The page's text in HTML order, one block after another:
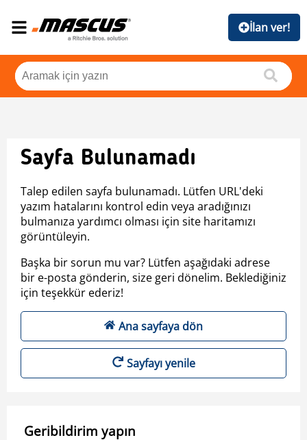
İlan ver!
Sayfa Bulunamadı
Talep edilen sayfa bulunamadı. Lütfen URL'deki
yazım hatalarını kontrol edin veya aradığınızı
bulmanıza yardımcı olması için site haritamızı
görüntüleyin.
Başka bir sorun mu var? Lütfen aşağıdaki adrese
bir e-posta gönderin, size geri dönelim. Beklediğiniz
için teşekkür ederiz!
Ana sayfaya dön
Sayfayı yenile
Geribildirim yapın